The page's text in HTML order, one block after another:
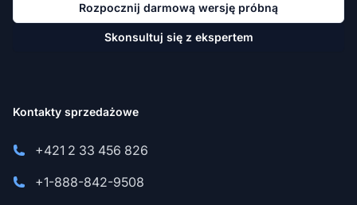
Rozpocznij darmową wersję próbną
Skonsultuj się z ekspertem
Kontakty sprzedażowe
+421 2 33 456 826
+1-888-842-9508